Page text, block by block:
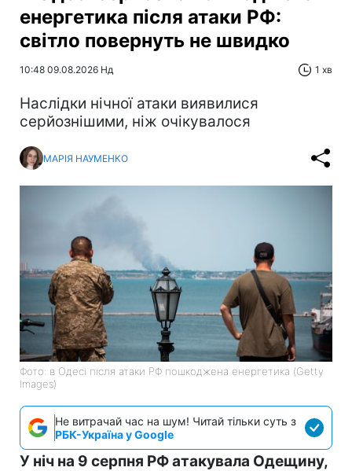
енергетика після атаки РФ:
світло повернуть не швидко
10:48 09.08.2026 Нд 1 хв
Наслідки нічної атаки виявилися
серйознішими, ніж очікувалося
МАРІЯ НАУМЕНКО
Фото: в Одесі після атаки РФ пошкоджена енергетика (Getty
Images)
Не витрачай час на шум! Читай тільки суть з
РБК-Україна у Google
У ніч на 9 серпня РФ атакувала Одещину,